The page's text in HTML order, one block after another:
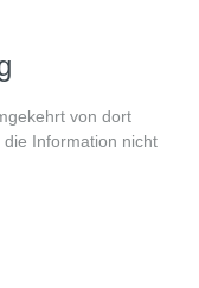
von dort
Information nicht